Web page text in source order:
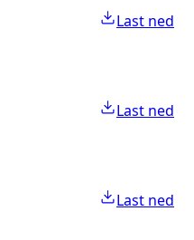
Last ned
Last ned
Last ned